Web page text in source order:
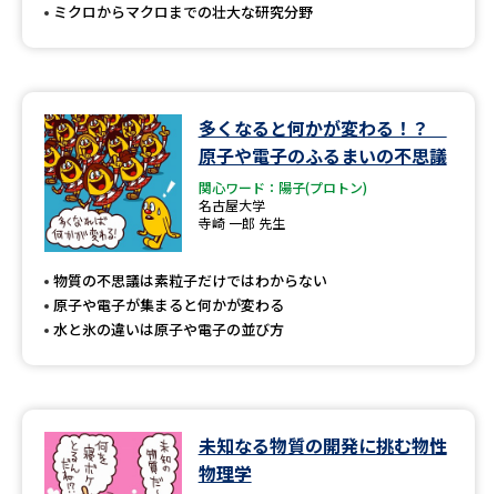
ミクロからマクロまでの壮大な研究分野
多くなると何かが変わる！？
原子や電子のふるまいの不思議
関心ワード：陽子(プロトン)
名古屋大学
寺崎 一郎 先生
物質の不思議は素粒子だけではわからない
原子や電子が集まると何かが変わる
水と氷の違いは原子や電子の並び方
未知なる物質の開発に挑む物性
物理学